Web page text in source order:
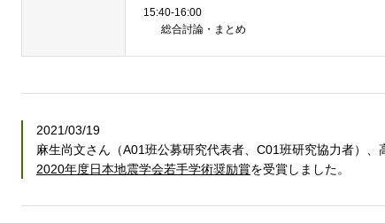
15:40-16:00
総合討論・まとめ
2021/03/19
麻生尚文さん（A01班公募研究代表者、C01班研究協力者）
2020年度日本地震学会若手学術奨励賞を受賞しました。